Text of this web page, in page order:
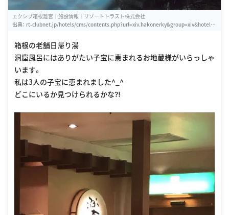
エクシブ箱根離宮｜施設情報｜リゾートトラスト株式会社
出典： rt-clubnet.jp/hotels/cms/contents.php?url=xiv.hakonerky&group=xiv&hotel=h
箱根の老舗日帰り湯
洞窟風呂にはありがたい子宝に恵まれるお地蔵様がいらっしゃ
います。
私は3人の子宝に恵まれました^_^
どこにいるか見つけられるかな⁈